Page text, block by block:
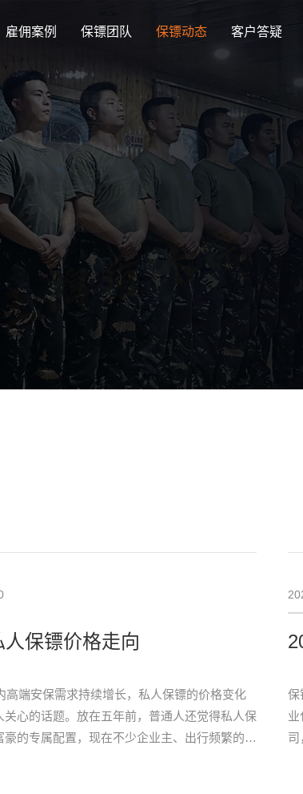
雇佣案例 保镖团队 保镖动态
公司动态
Company news
客户答疑
人保镖价格走向
高端安保需求持续增长，私人保镖的价格变化
关心的话题。放在五年前，普通人还觉得私人保
豪的专属配置，现在不少企业主、出行频繁的高
保
业
司